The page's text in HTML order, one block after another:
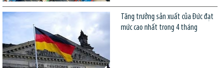
Tăng trưởng sản xuất của Đức đạt
mức cao nhất trong 4 tháng